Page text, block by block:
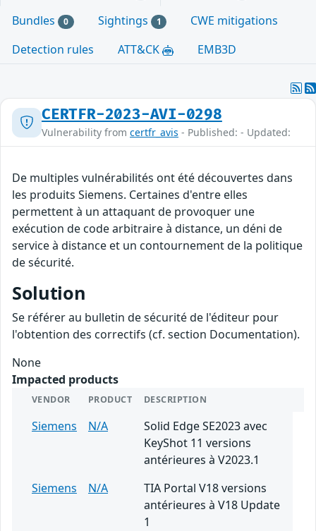
Bundles 0 Sightings 1
CWE mitigations
Detection rules
ATT&CK EMB3D
CERTFR-2023-AVI-0298
Vulnerability from certfr_avis - Published: - Updated:
De multiples vulnérabilités ont été découvertes dans
les produits Siemens. Certaines d'entre elles
permettent à un attaquant de provoquer une
exécution de code arbitraire à distance, un déni de
service à distance et un contournement de la politique
de sécurité.
Solution
Se référer au bulletin de sécurité de l'éditeur pour
l'obtention des correctifs (cf. section Documentation).
None
Impacted products
VENDOR PRODUCT DESCRIPTION
Siemens N/A
Solid Edge SE2023 avec
KeyShot 11 versions
antérieures à V2023.1
Siemens
N/A
TIA Portal V18 versions
antérieures à V18 Update
1